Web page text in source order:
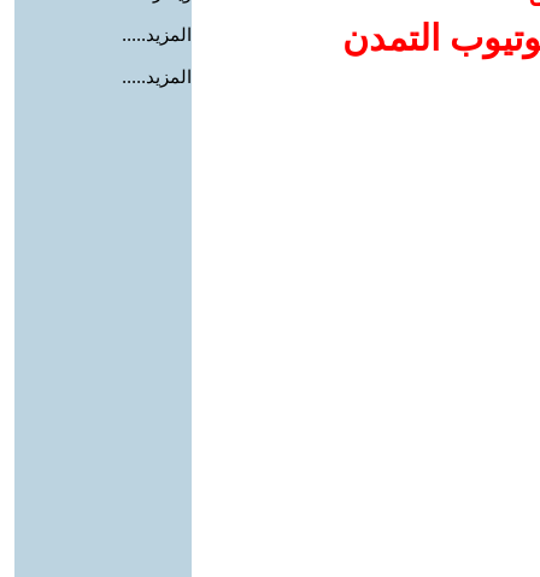
التمدن
المزيد.....
المزيد.....